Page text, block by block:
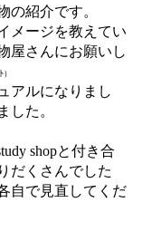
の紹介です。
メージを教えてい
屋さんにお願いし
アルになりまし
した。
shopと付き合
だくさんでした
自で見直してくだ